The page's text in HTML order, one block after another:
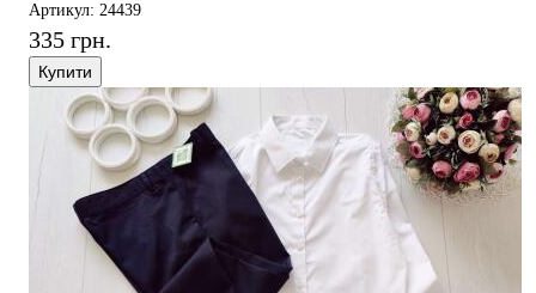
Артикул: 24439
335 грн.
Купити